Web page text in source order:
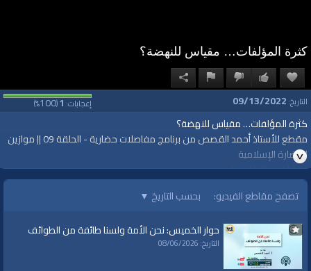
كثرة المؤلفات… مقياس للنهضة؟
إعجابات:1
(
100
%) التاريخ: 09/13/2022
كثرة المؤلفات… مقياس للنهضة؟
مقطع للأستاذ أحمد القصص من برنامج مفاصلات حضارية - الحلقة 09 || موازين
الحضارة الإسلامية
لمشاهدة الحلقة كاملة :
https://youtu.be/QEKWja2xkfw
#قناة_الواقية
www.alwaqiyah.tv
لمتابعة المزيد من إنتاجات قناة الواقية
تصفح مقاطع الفيديو: بحسب التاريخ ▼
حوار الخميس: نحن الأمة ولسنا طائفة من الطوائف
التاريخ: 08/06/2026